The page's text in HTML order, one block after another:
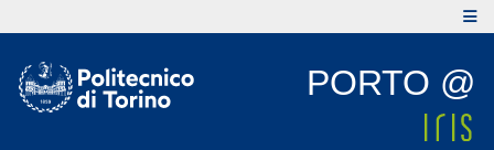
PORTO @